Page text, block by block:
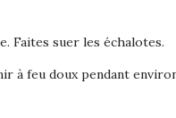
Faites suer les échalotes.
à feu doux pendant